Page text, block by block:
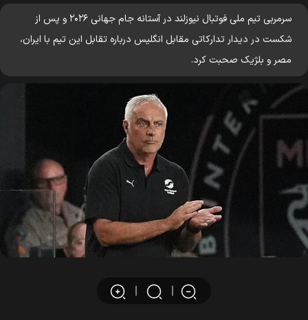
سرمربی تیم ملی فوتبال نیوزلند در آستانه جام جهانی ۲۰۲۶ و پس از
شکست در دیدار تدارکاتی مقابل انگلیس درباره تقابل این تیم با ایران،
مصر و بلژیک صحبت کرد.